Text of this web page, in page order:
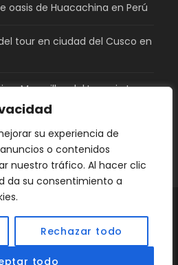
su experiencia de
o contenidos
nuestro tráfico. Al hacer clic
da su consentimiento a
Rechazar todo
todo
oasis de Huacachina en Perú
tour en ciudad del Cusco en
y Maravillas del Imperio Inca
| Agencia de Viajes en Perú |
Reservados.